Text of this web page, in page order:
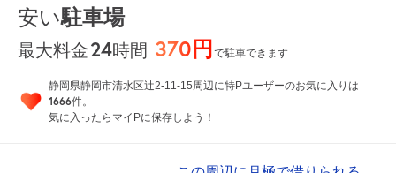
安い駐車場
最大料金24時間 370円で駐車できます
静岡県静岡市清水区辻2-11-15周辺に特Pユーザーのお気に入りは
1666件。
気に入ったらマイPに保存しよう！